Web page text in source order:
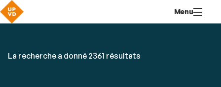
contenu
Menu
par
La recherche a donné 2361 résultats